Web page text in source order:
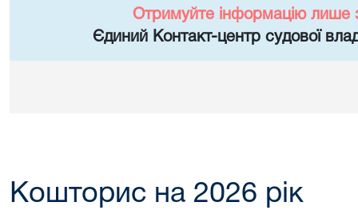
Отримуйте інформацію лише
Єдиний Контакт-центр судової
Кошторис на 2026 рік